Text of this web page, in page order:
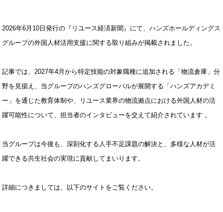
2026年6月10日発行の『リユース経済新聞』にて、ハンズホールディングス
グループの外国人材活用支援に関する取り組みが掲載されました。
記事では、2027年4月から特定技能の対象職種に追加される「物流倉庫」分
野を見据え、当グループのハンズグローバルが展開する「ハンズアカデミ
ー」を通じた教育体制や、リユース業界の物流拠点における外国人材の活
躍可能性について、担当者のインタビューを交えて紹介されています 。
当グループは今後も、深刻化する人手不足課題の解決と、多様な人材が活
躍できる共生社会の実現に貢献してまいります。
詳細につきましては、以下のサイトをご覧ください。